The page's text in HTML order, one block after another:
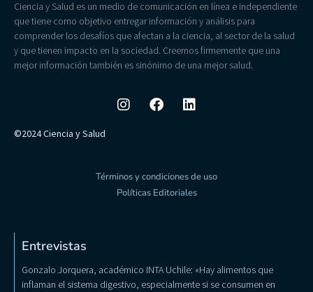
Ciencia y Salud es un medio de comunicación en línea e independiente
que tiene como objetivo entregar información y análisis para
comprender los desafíos que afectan a la ciencia, al sector de la salud
y que tienen impacto en la sociedad. Creemos firmemente que una
mejor información también es sinónimo de una mejor salud.
©2024 Ciencia y Salud
Términos y condiciones de uso
Políticas Editoriales
Entrevistas
Gonzalo Jorquera, académico INTA Uchile: «Hay alimentos que
inflaman el sistema digestivo, especialmente si se consumen en